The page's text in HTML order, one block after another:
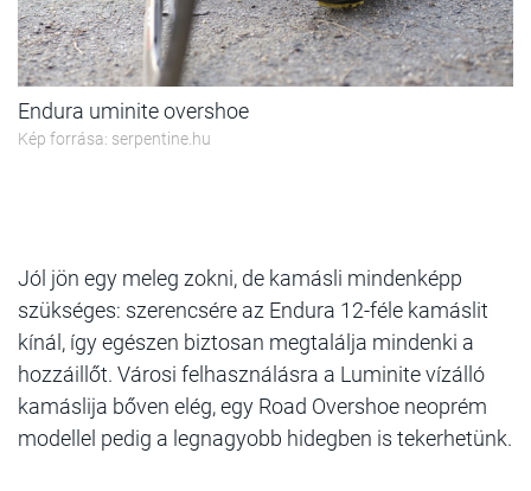
Endura uminite overshoe
Kép forrása: serpentine.hu
Jól jön egy meleg zokni, de kamásli mindenképp
szükséges: szerencsére az Endura 12-féle kamáslit
kínál, így egészen biztosan megtalálja mindenki a
hozzáillőt. Városi felhasználásra a Luminite vízálló
kamáslija bőven elég, egy Road Overshoe neoprém
modellel pedig a legnagyobb hidegben is tekerhetünk.